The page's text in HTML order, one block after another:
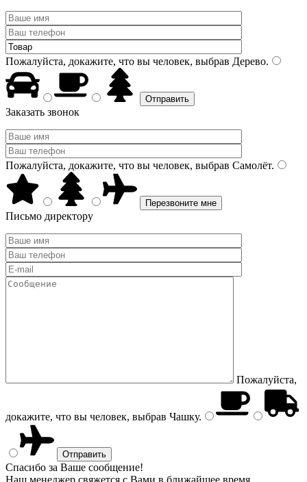
Пожалуйста, докажите, что вы человек, выбрав Дерево.
Заказать звонок
Пожалуйста, докажите, что вы человек, выбрав Самолёт.
Письмо директору
Пожалуйста,
докажите, что вы человек, выбрав Чашку.
Спасибо за Ваше сообщение!
Наш менеджер свяжется с Вами в ближайшее время.